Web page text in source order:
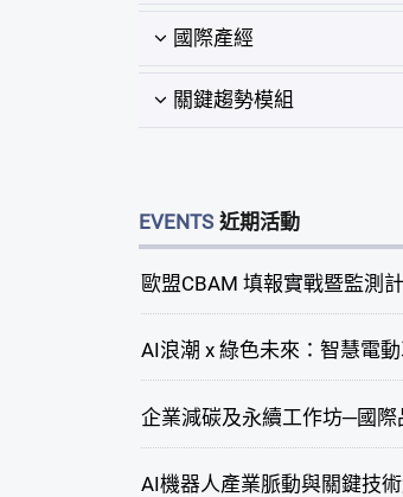
國際產經
關鍵趨勢模組
EVENTS 近期活動